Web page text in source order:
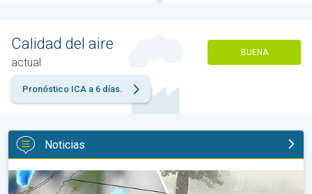
Calidad del aire
actual
BUENA
Pronóstico ICA a 6 días.
Noticias
Granizo gigante en Polonia. Tormentas severas. . .